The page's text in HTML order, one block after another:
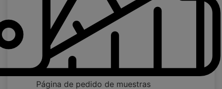
Página de pedido de muestras